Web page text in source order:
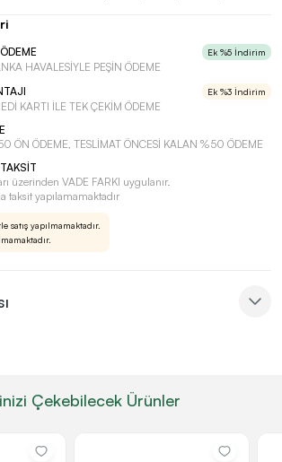
Ek %5 İndirim
HAVALESİYLE PEŞİN ÖDEME
Ek %3 İndirim
KARTI İLE TEK ÇEKİM ÖDEME
ÖN ÖDEME, TESLİMAT ÖNCESİ KALAN %50 ÖDEME
üzerinden VADE FARKI uygulanır.
taksit yapılamamaktadır
satış yapılmamaktadır.
Çekebilecek Ürünler